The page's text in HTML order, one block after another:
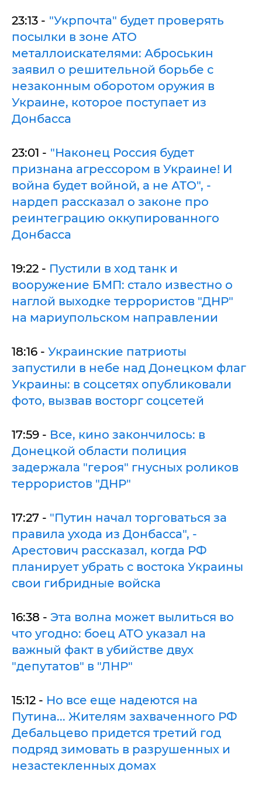
23:13 - "Укрпочта" будет проверять
посылки в зоне АТО
металлоискателями: Аброськин
заявил о решительной борьбе с
незаконным оборотом оружия в
Украине, которое поступает из
Донбасса
23:01 - "Наконец Россия будет
признана агрессором в Украине! И
война будет войной, а не АТО", -
нардеп рассказал о законе про
реинтеграцию оккупированного
Донбасса
19:22 - Пустили в ход танк и
вооружение БМП: стало известно о
наглой выходке террористов "ДНР"
на мариупольском направлении
18:16 - Украинские патриоты
запустили в небе над Донецком флаг
Украины: в соцсетях опубликовали
фото, вызвав восторг соцсетей
17:59 - Все, кино закончилось: в
Донецкой области полиция
задержала "героя" гнусных роликов
террористов "ДНР"
17:27 - "Путин начал торговаться за
правила ухода из Донбасса", -
Арестович рассказал, когда РФ
планирует убрать с востока Украины
свои гибридные войска
16:38 - Эта волна может вылиться во
что угодно: боец АТО указал на
важный факт в убийстве двух
"депутатов" в "ЛНР"
15:12 - Но все еще надеются на
Путина... Жителям захваченного РФ
Дебальцево придется третий год
подряд зимовать в разрушенных и
незастекленных домах